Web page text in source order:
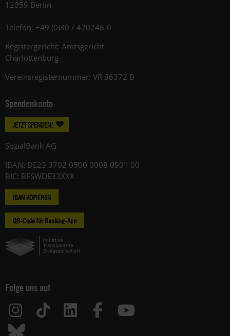
12059 Berlin
Telefon: +49 (0)30 / 420248-0
Registergericht: Amtsgericht
Charlottenburg
Vereinsregisternummer: VR 36372 B
Spendenkonto
JETZT SPENDEN!
SozialBank AG
IBAN: DE23 3702 0500 0008 0901 00
BIC: BFSWDE33XXX
IBAN KOPIEREN
QR-Code für Banking-App
Folge uns auf